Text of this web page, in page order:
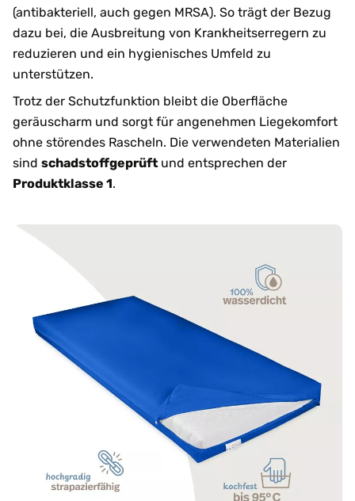
(antibakteriell, auch gegen MRSA). So trägt der Bezug
dazu bei, die Ausbreitung von Krankheitserregern zu
reduzieren und ein hygienisches Umfeld zu
unterstützen.
Trotz der Schutzfunktion bleibt die Oberfläche
geräuscharm und sorgt für angenehmen Liegekomfort
ohne störendes Rascheln. Die verwendeten Materialien
sind schadstoffgeprüft und entsprechen der
Produktklasse 1.